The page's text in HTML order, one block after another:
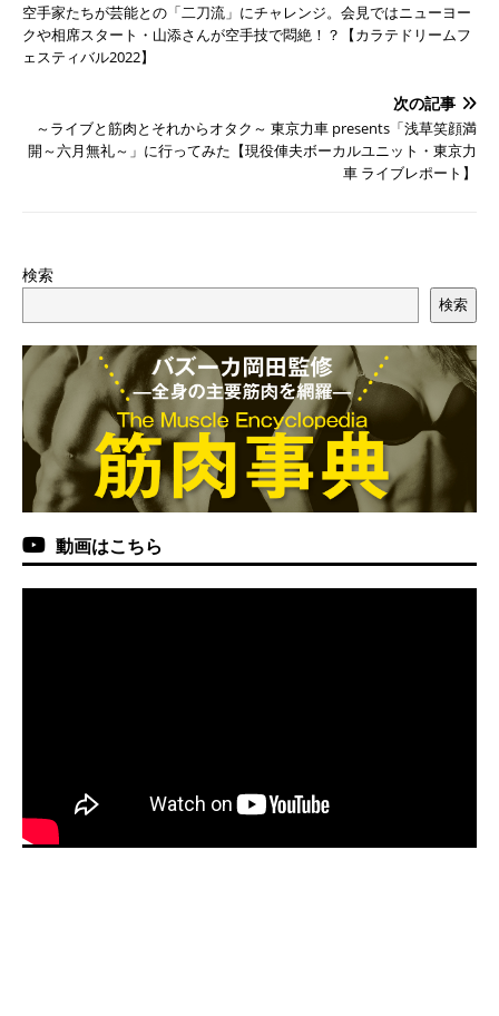
空手家たちが芸能との「二刀流」にチャレンジ。会見ではニューヨー
クや相席スタート・山添さんが空手技で悶絶！？【カラテドリームフ
ェスティバル2022】
次の記事
～ライブと筋肉とそれからオタク～ 東京力車 presents「浅草笑顔満
開～六月無礼～」に行ってみた【現役俥夫ボーカルユニット・東京力
車 ライブレポート】
検索
検索
動画はこちら